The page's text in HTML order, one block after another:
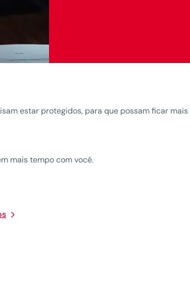
estar protegidos, para que possam ficar mais
mais tempo com você.